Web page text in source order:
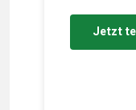
Jetzt